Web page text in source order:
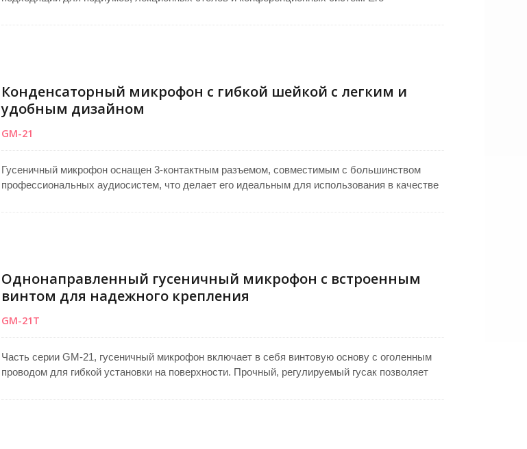
фоновым шумом, что делает его идеальным для использования в PA и общественных
Конденсаторный микрофон с гибкой шейкой с легким и
удобным дизайном
GM-21
Гусеничный микрофон оснащен 3-контактным разъемом, совместимым с большинством
профессиональных аудиосистем, что делает его идеальным для использования в качестве
стола. Гибкий алюминиевый гусак позволяет легко регулировать угол для оптимального
системах оповещения.
Однонаправленный гусеничный микрофон с встроенным
винтом для надежного крепления
GM-21T
Часть серии GM-21, гусеничный микрофон включает в себя винтовую основу с оголенным
проводом для гибкой установки на поверхности. Прочный, регулируемый гусак позволяет
капсула захватывает чистый, сфокусированный звук и минимизирует фоновый шум.